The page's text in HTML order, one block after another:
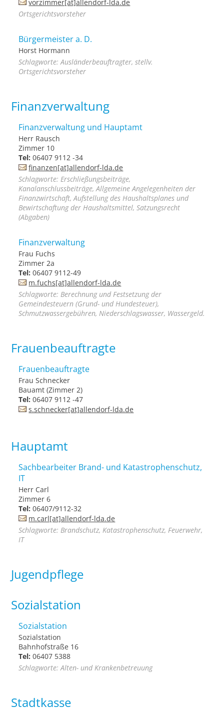
vorzimmer[at]allendorf-lda.de
Ortsgerichtsvorsteher
Bürgermeister a. D.
Horst Hormann
Schlagworte: Ausländerbeauftragter, stellv.
Ortsgerichtsvorsteher
Finanzverwaltung
Finanzverwaltung und Hauptamt
Herr Rausch
Zimmer 10
Tel: 06407 9112 -34
finanzen[at]allendorf-lda.de
Schlagworte: Erschließungsbeiträge,
Kanalanschlussbeiträge, Allgemeine Angelegenheiten der
Finanzwirtschaft, Aufstellung des Haushaltsplanes und
Bewirtschaftung der Haushaltsmittel, Satzungsrecht
(Abgaben)
Finanzverwaltung
Frau Fuchs
Zimmer 2a
Tel: 06407 9112-49
m.fuchs[at]allendorf-lda.de
Schlagworte: Berechnung und Festsetzung der
Gemeindesteuern (Grund- und Hundesteuer),
Schmutzwassergebühren, Niederschlagswasser, Wassergeld.
Frauenbeauftragte
Frauenbeauftragte
Frau Schnecker
Bauamt (Zimmer 2)
Tel: 06407 9112 -47
s.schnecker[at]allendorf-lda.de
Hauptamt
Sachbearbeiter Brand- und Katastrophenschutz,
IT
Herr Carl
Zimmer 6
Tel: 06407/9112-32
m.carl[at]allendorf-lda.de
Schlagworte: Brandschutz, Katastrophenschutz, Feuerwehr,
IT
Jugendpflege
Sozialstation
Sozialstation
Sozialstation
Bahnhofstraße 16
Tel: 06407 5388
Schlagworte: Alten- und Krankenbetreuung
Stadtkasse